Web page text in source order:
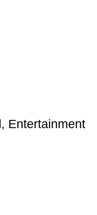
Entertainment